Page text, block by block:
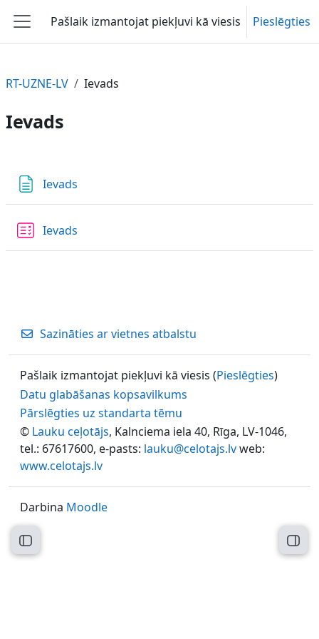
Sānu panelis
Pašlaik izmantojat piekļuvi kā viesis Pieslēgties
Atvērt kursu indeksu
RT-UZNE-LV Ievads
Ievads
Ievads
Ievads
Sazināties ar vietnes atbalstu
Pašlaik izmantojat piekļuvi kā viesis (Pieslēgties)
Datu glabāšanas kopsavilkums
Pārslēgties uz standarta tēmu
© Lauku ceļotājs, Kalnciema iela 40, Rīga, LV-1046,
tel.: 67617600, e-pasts: lauku@celotajs.lvweb:
www.celotajs.lv
Darbina Moodle